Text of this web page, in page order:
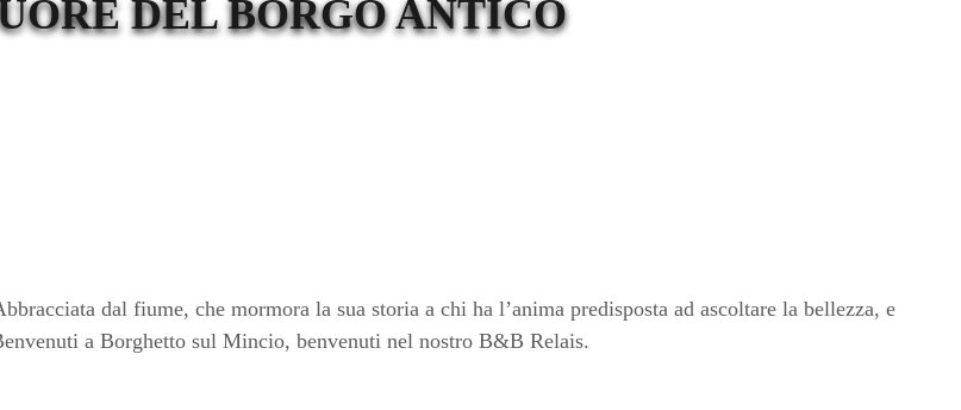
DEL BORGO ANTICO
dal fiume, che mormora la sua storia a chi ha l’anima predisposta ad ascoltare la bellezza, e
a Borghetto sul Mincio, benvenuti nel nostro B&B Relais.